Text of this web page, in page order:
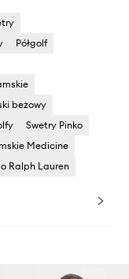
Półgolf
beżowy
Swetry Pinko
Medicine
Ralph Lauren